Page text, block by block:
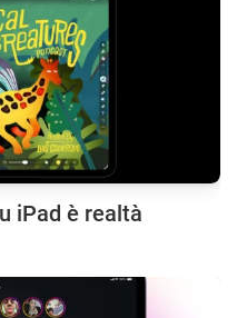
iPad è realtà